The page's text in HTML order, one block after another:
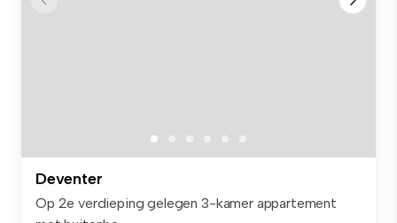
Deventer
Op 2e verdieping gelegen 3-kamer appartement